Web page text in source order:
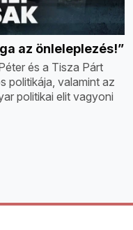
az önleleplezés!”
és a Tisza Párt
politikája, valamint az
politikai elit vagyoni